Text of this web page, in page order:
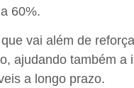
60%.
vai além de
ajudando também a
a longo prazo.